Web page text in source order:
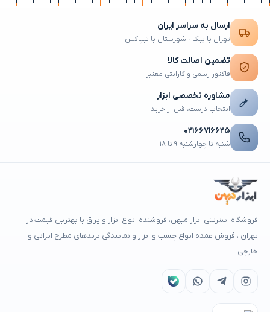
ارسال به سراسر ایران
تهران با پیک · شهرستان با تیپاکس
تضمین اصالت کالا
فاکتور رسمی و گارانتی معتبر
مشاوره تخصصی ابزار
انتخاب درست، قبل از خرید
۰۲۱۶۶۷۱۶۶۲۵
شنبه تا چهارشنبه ۹ تا ۱۸
فروشگاه اینترنتی ابزار میهن، فروشنده انواع ابزار و یراق با بهترین قیمت در
تهران ، فروش عمده انواع چسب و ابزار و نمایندگی برندهای مطرح ایرانی و
خارجی